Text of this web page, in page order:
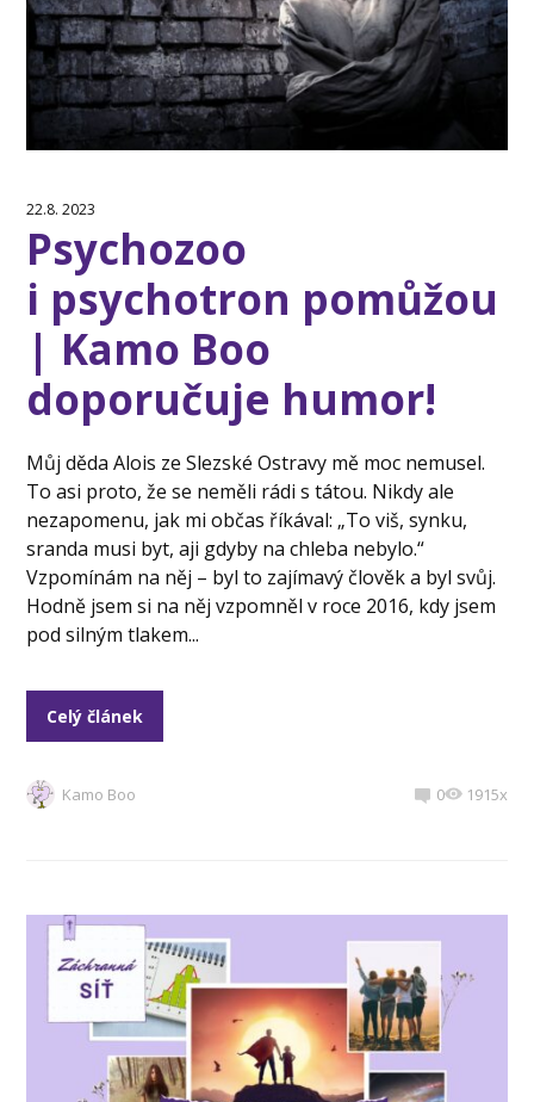
22.8. 2023
Psychozoo
i psychotron pomůžou
| Kamo Boo
doporučuje humor!
Můj děda Alois ze Slezské Ostravy mě moc nemusel.
To asi proto, že se neměli rádi s tátou. Nikdy ale
nezapomenu, jak mi občas říkával: „To viš, synku,
sranda musi byt, aji gdyby na chleba nebylo.“
Vzpomínám na něj – byl to zajímavý člověk a byl svůj.
Hodně jsem si na něj vzpomněl v roce 2016, kdy jsem
pod silným tlakem...
Celý článek
Kamo Boo 0 1915x